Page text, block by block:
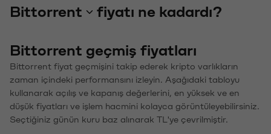
Bittorrent
fiyatı ne kadardı?
Bittorrent geçmiş fiyatları
Bittorrent fiyat geçmişini takip ederek kripto varlıkların
zaman içindeki performansını izleyin. Aşağıdaki tabloyu
kullanarak açılış ve kapanış değerlerini, en yüksek ve en
düşük fiyatları ve işlem hacmini kolayca görüntüleyebilirsiniz.
Seçtiğiniz günün kuru baz alınarak TL'ye çevrilmiştir.